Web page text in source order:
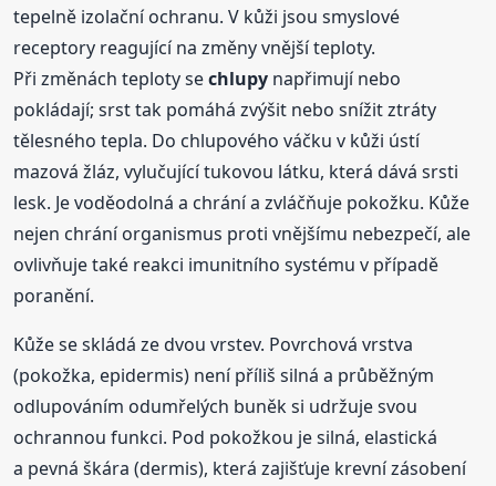
tepelně izolační ochranu. V kůži jsou smyslové
receptory reagující na změny vnější teploty.
Při změnách teploty sechlupy napřimují nebo
pokládají; srst tak pomáhá zvýšit nebo snížit ztráty
tělesného tepla. Do chlupového váčku v kůži ústí
mazová žláz, vylučující tukovou látku, která dává srsti
lesk. Je voděodolná a chrání a zvláčňuje pokožku. Kůže
nejen chrání organismus proti vnějšímu nebezpečí, ale
ovlivňuje také reakci imunitního systému v případě
poranění.
Kůže se skládá ze dvou vrstev. Povrchová vrstva
(pokožka, epidermis) není příliš silná a průběžným
odlupováním odumřelých buněk si udržuje svou
ochrannou funkci. Pod pokožkou je silná, elastická
a pevná škára (dermis), která zajišťuje krevní zásobení